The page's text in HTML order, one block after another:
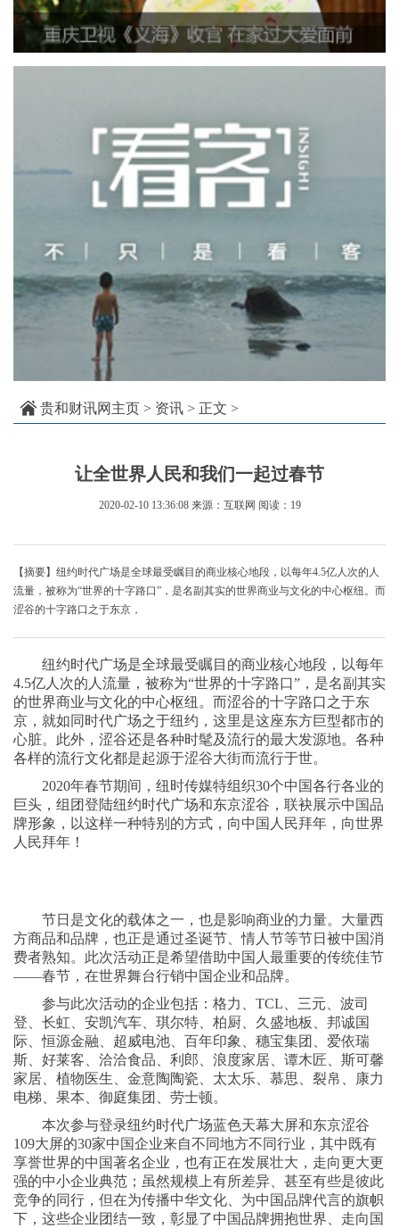
贵和财讯网主页 > 资讯 > 正文 >
让全世界人民和我们一起过春节
2020-02-10 13:36:08 来源：互联网 阅读：19
【摘要】纽约时代广场是全球最受瞩目的商业核心地段，以每年4.5亿人次的人
流量，被称为“世界的十字路口”，是名副其实的世界商业与文化的中心枢纽。而
涩谷的十字路口之于东京，
纽约时代广场是全球最受瞩目的商业核心地段，以每年
4.5亿人次的人流量，被称为“世界的十字路口”，是名副其实
的世界商业与文化的中心枢纽。而涩谷的十字路口之于东
京，就如同时代广场之于纽约，这里是这座东方巨型都市的
心脏。此外，涩谷还是各种时髦及流行的最大发源地。各种
各样的流行文化都是起源于涩谷大街而流行于世。
2020年春节期间，纽时传媒特组织30个中国各行各业的
巨头，组团登陆纽约时代广场和东京涩谷，联袂展示中国品
牌形象，以这样一种特别的方式，向中国人民拜年，向世界
人民拜年！
节日是文化的载体之一，也是影响商业的力量。大量西
方商品和品牌，也正是通过圣诞节、情人节等节日被中国消
费者熟知。此次活动正是希望借助中国人最重要的传统佳节
——春节，在世界舞台行销中国企业和品牌。
参与此次活动的企业包括：格力、 TCL 、三元、波司
登、长虹、安凯汽车、琪尔特、柏厨、久盛地板、邦诚国
际、恒源金融、超威电池、百年印象、穗宝集团、爱依瑞
斯、好莱客、洽洽食品、利郎、浪度家居、谭木匠、斯可馨
家居、植物医生、金意陶陶瓷、太太乐、慕思、裂帛、康力
电梯、果本、御庭集团、劳士顿。
本次参与登录纽约时代广场蓝色天幕大屏和东京涩谷
109大屏的30家中国企业来自不同地方不同行业，其中既有
享誉世界的中国著名企业，也有正在发展壮大，走向更大更
强的中小企业典范；虽然规模上有所差异、甚至有些是彼此
竞争的同行，但在为传播中华文化、为中国品牌代言的旗帜
下，这些企业团结一致，彰显了中国品牌拥抱世界、走向国